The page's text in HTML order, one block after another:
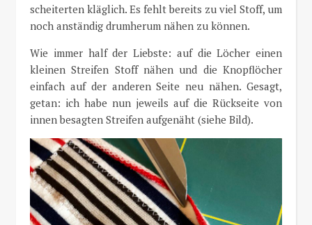
scheiterten kläglich. Es fehlt bereits zu viel Stoff, um
noch anständig drumherum nähen zu können.
Wie immer half der Liebste: auf die Löcher einen
kleinen Streifen Stoff nähen und die Knopflöcher
einfach auf der anderen Seite neu nähen. Gesagt,
getan: ich habe nun jeweils auf die Rückseite von
innen besagten Streifen aufgenäht (siehe Bild).